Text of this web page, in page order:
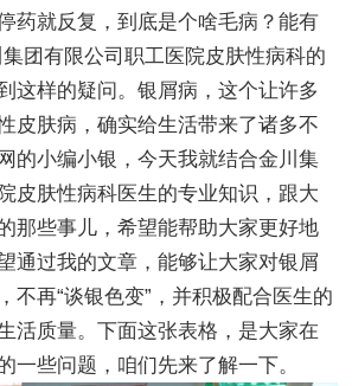
药就反复，到底是个啥毛病？能有
团有限公司职工医院皮肤性病科的
这样的疑问。银屑病，这个让许多
皮肤病，确实给生活带来了诸多不
的小编小银，今天我就结合金川集
皮肤性病科医生的专业知识，跟大
那些事儿，希望能帮助大家更好地
通过我的文章，能够让大家对银屑
不再“谈银色变”，并积极配合医生的
活质量。下面这张表格，是大家在
一些问题，咱们先来了解一下。